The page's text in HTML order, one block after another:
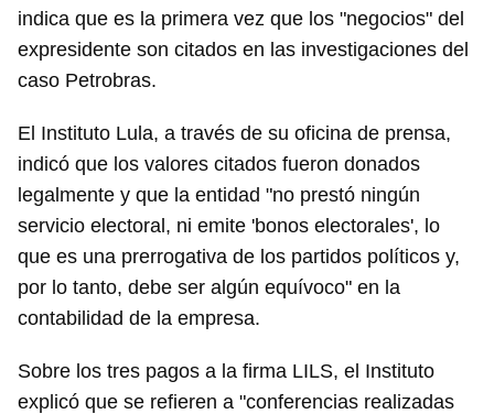
indica que es la primera vez que los "negocios" del
expresidente son citados en las investigaciones del
caso Petrobras.
El Instituto Lula, a través de su oficina de prensa,
indicó que los valores citados fueron donados
legalmente y que la entidad "no prestó ningún
servicio electoral, ni emite 'bonos electorales', lo
que es una prerrogativa de los partidos políticos y,
por lo tanto, debe ser algún equívoco" en la
contabilidad de la empresa.
Sobre los tres pagos a la firma LILS, el Instituto
explicó que se refieren a "conferencias realizadas